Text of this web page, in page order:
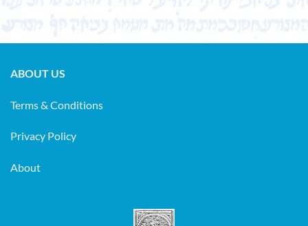
ABOUT US
Terms & Conditions
Privacy Policy
About